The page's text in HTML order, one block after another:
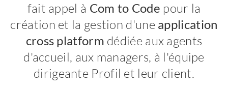
fait appel à Com to Code pour la
création et la gestion d'une application
cross platform dédiée aux agents
d'accueil, aux managers, à l'équipe
dirigeante Profil et leur client.